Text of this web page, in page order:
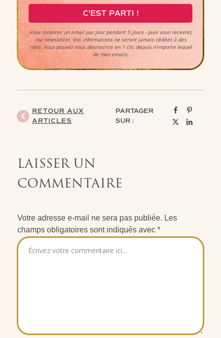
C'EST PARTI !
Vous recevrez un email par jour pendant 5 jours - puis vous recevrez
ma newsletter. Vos informations ne seront jamais cédées à des
tiers. Vous pouvez vous désinscrire en 1 clic depuis n'importe lequel
de mes emails.
RETOUR AUX
ARTICLES
PARTAGER
SUR :
LAISSER UN
COMMENTAIRE
Votre adresse e-mail ne sera pas publiée. Les
champs obligatoires sont indiqués avec *